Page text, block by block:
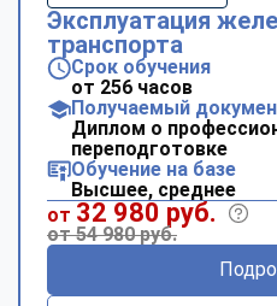
Эксплуатация
транспорта
Срок обучения
от 256 часов
Получаемый
Диплом о
переподготовке
Обучение на базе
Высшее, среднее
от 32 980 руб.
от 54 980 руб.